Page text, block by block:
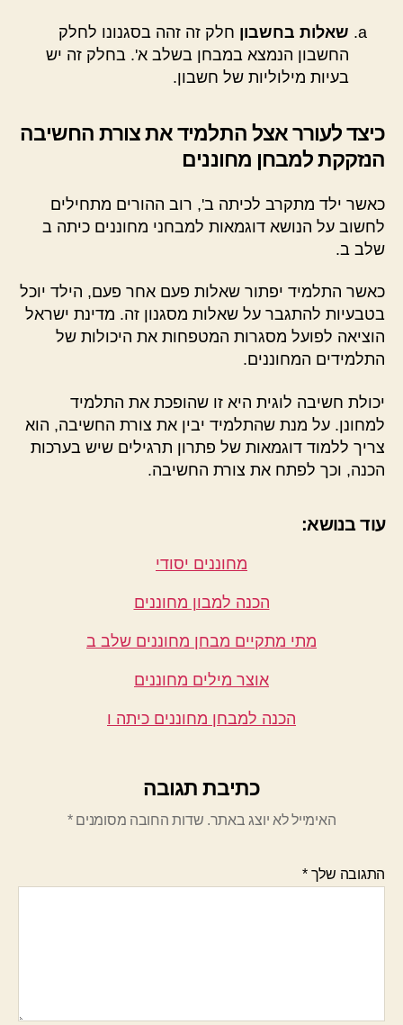
שאלות בחשבון חלק זה זהה בסגנונו לחלק
החשבון הנמצא במבחן בשלב א'. בחלק זה יש
בעיות מילוליות של חשבון.
כיצד לעורר אצל התלמיד את צורת החשיבה
הנזקקת למבחן מחוננים
כאשר ילד מתקרב לכיתה ב', רוב ההורים מתחילים
לחשוב על הנושא דוגמאות למבחני מחוננים כיתה ב
שלב ב.
כאשר התלמיד יפתור שאלות פעם אחר פעם, הילד יוכל
בטבעיות להתגבר על שאלות מסגנון זה. מדינת ישראל
הוציאה לפועל מסגרות המטפחות את היכולות של
התלמידים המחוננים.
יכולת חשיבה לוגית היא זו שהופכת את התלמיד
למחונן. על מנת שהתלמיד יבין את צורת החשיבה, הוא
צריך ללמוד דוגמאות של פתרון תרגילים שיש בערכות
הכנה, וכך לפתח את צורת החשיבה.
עוד בנושא:
מחוננים יסודי
הכנה למבון מחוננים
מתי מתקיים מבחן מחוננים שלב ב
אוצר מילים מחוננים
הכנה למבחן מחוננים כיתה ו
כתיבת תגובה
האימייל לא יוצג באתר. שדות החובה מסומנים*
התגובה שלך*